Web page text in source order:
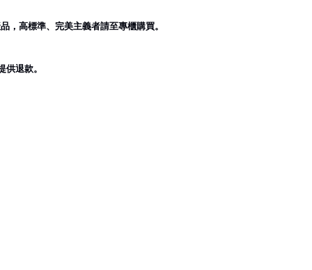
高標準、完美主義者請至專櫃購買。
退款。